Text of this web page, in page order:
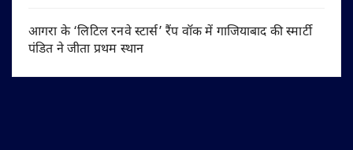
आगरा के ‘लिटिल रनवे स्टार्स’ रैंप वॉक में गाजियाबाद की स्मार्टी
पंडित ने जीता प्रथम स्थान